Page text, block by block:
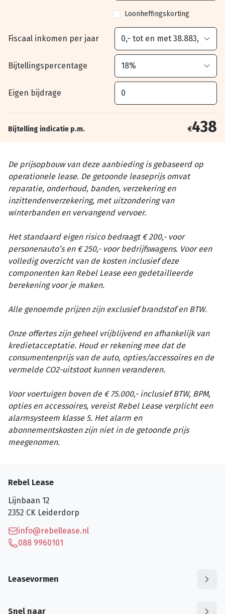
Loonheffingskorting
Fiscaal inkomen per jaar
Bijtellingspercentage
Eigen bijdrage
Bijtelling indicatie p.m. €438
De prijsopbouw van deze aanbieding is gebaseerd op
operationele lease. De getoonde leaseprijs omvat
reparatie, onderhoud, banden, verzekering en
inzittendenverzekering, met uitzondering van
winterbanden en vervangend vervoer.
Het standaard eigen risico bedraagt € 200,- voor
personenauto’s en € 250,- voor bedrijfswagens. Voor een
volledig overzicht van de kosten inclusief deze
componenten kan Rebel Lease een gedetailleerde
berekening voor je maken.
Alle genoemde prijzen zijn exclusief brandstof en BTW.
Onze offertes zijn geheel vrijblijvend en afhankelijk van
kredietacceptatie. Houd er rekening mee dat de
consumentenprijs van de auto, opties/accessoires en de
vermelde CO2-uitstoot kunnen veranderen.
Voor voertuigen boven de € 75.000,- inclusief BTW, BPM,
opties en accessoires, vereist Rebel Lease verplicht een
alarmsysteem klasse 5. Het alarm en
abonnementskosten zijn niet in de getoonde prijs
meegenomen.
Rebel Lease
Lijnbaan 12
2352 CK Leiderdorp
info@rebellease.nl
088 9960101
Leasevormen
Snel naar